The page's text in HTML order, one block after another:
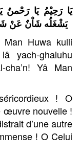
يَا رَحِيْمُ يَا
يَشْغَلُه شَاْنٌ عَنْ
Huwa kulli
yach-ghaluhu
cha’n! Yâ Man
! O
œuvre nouvelle !
d’une autre
! O Celui